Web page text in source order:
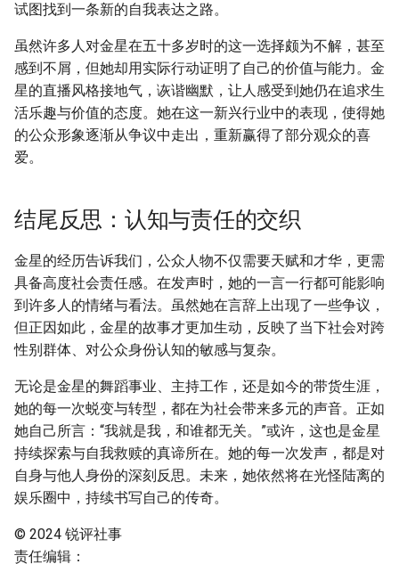
试图找到一条新的自我表达之路。
虽然许多人对金星在五十多岁时的这一选择颇为不解，甚至
感到不屑，但她却用实际行动证明了自己的价值与能力。金
星的直播风格接地气，诙谐幽默，让人感受到她仍在追求生
活乐趣与价值的态度。她在这一新兴行业中的表现，使得她
的公众形象逐渐从争议中走出，重新赢得了部分观众的喜
爱。
结尾反思：认知与责任的交织
金星的经历告诉我们，公众人物不仅需要天赋和才华，更需
具备高度社会责任感。在发声时，她的一言一行都可能影响
到许多人的情绪与看法。虽然她在言辞上出现了一些争议，
但正因如此，金星的故事才更加生动，反映了当下社会对跨
性别群体、对公众身份认知的敏感与复杂。
无论是金星的舞蹈事业、主持工作，还是如今的带货生涯，
她的每一次蜕变与转型，都在为社会带来多元的声音。正如
她自己所言：“我就是我，和谁都无关。”或许，这也是金星
持续探索与自我救赎的真谛所在。她的每一次发声，都是对
自身与他人身份的深刻反思。未来，她依然将在光怪陆离的
娱乐圈中，持续书写自己的传奇。
© 2024 锐评社事
责任编辑：